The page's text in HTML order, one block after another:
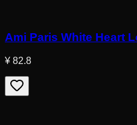
Ami Paris White Heart
¥ 82.8